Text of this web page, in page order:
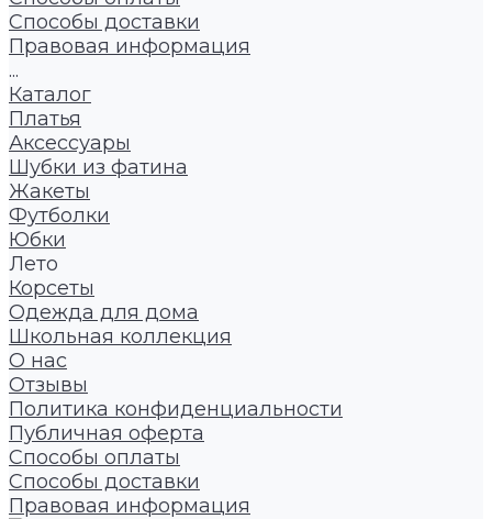
Способы доставки
Правовая информация
...
Каталог
Платья
Аксессуары
Шубки из фатина
Жакеты
Футболки
Юбки
Лето
Корсеты
Одежда для дома
Школьная коллекция
О нас
Отзывы
Политика конфиденциальности
Публичная оферта
Способы оплаты
Способы доставки
Правовая информация